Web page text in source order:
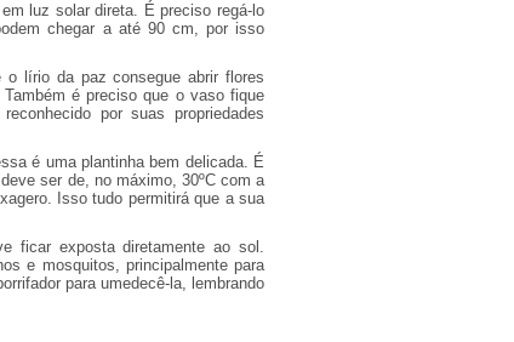
luz solar direta. É preciso regá-lo
chegar a até 90 cm, por isso
lírio da paz consegue abrir flores
é preciso que o vaso fique
por suas propriedades
é uma plantinha bem delicada. É
ser de, no máximo, 30ºC com a
Isso tudo permitirá que a sua
ficar exposta diretamente ao sol.
e mosquitos, principalmente para
para umedecê-la, lembrando